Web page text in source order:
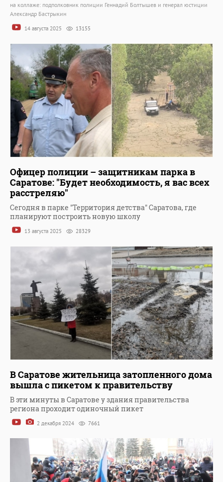
на коллаже: подполковник полиции Геннадий Болтышев и генерал юстиции
Александр Бастрыкин
14 августа 2025 13155
Офицер полиции – защитникам парка в
Саратове: "Будет необходимость, я вас всех
расстреляю"
Сегодня в парке "Территория детства" Саратова, где
планируют построить новую школу
13 августа 2025 28329
В Саратове жительница затопленного дома
вышла с пикетом к правительству
В эти минуты в Саратове у здания правительства
региона проходит одиночный пикет
2 декабря 2024 7661